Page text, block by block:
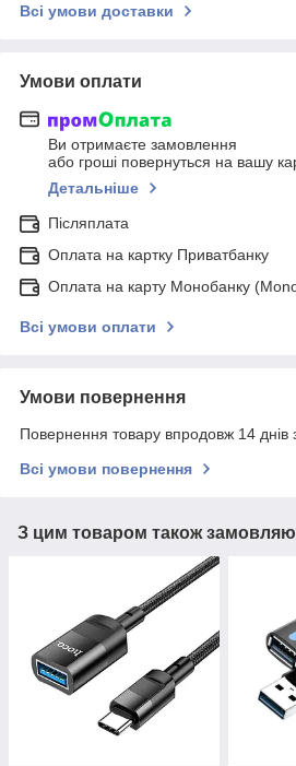
Всі умови доставки
Умови оплати
Ви отримаєте замовлення
або гроші повернуться на вашу
Детальніше
Післяплата
Оплата на картку Приватбанку
Оплата на карту Монобанку
Всі умови оплати
Умови повернення
Повернення товару впродовж 14 днів
Всі умови повернення
З цим товаром також